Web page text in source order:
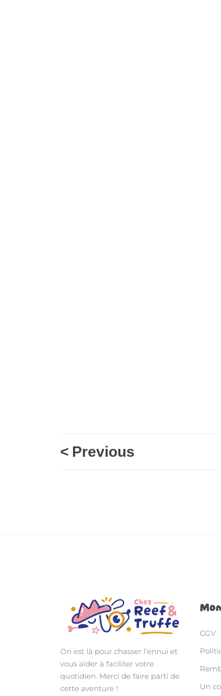
< Previous
On est là pour chasser l’ennui et
vous aider à faciliter votre
quotidien. Merci de faire parti de
cette aventure !
CGV
Un